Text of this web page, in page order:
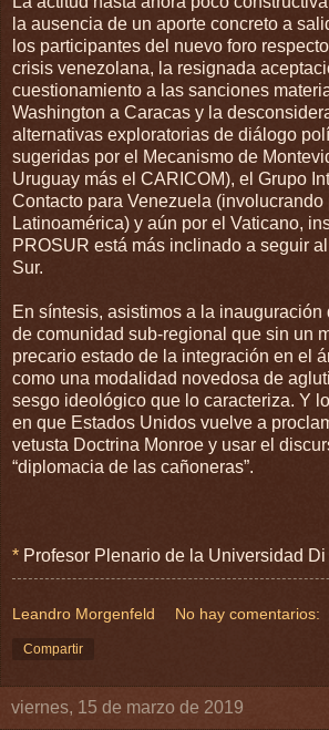
la ausencia de un aporte concreto a
los participantes del nuevo foro
crisis venezolana, la resignada
cuestionamiento a las sanciones
Washington a Caracas y la
alternativas exploratorias de diálogo
sugeridas por el Mecanismo de
Uruguay más el CARICOM), el Grupo
Contacto para Venezuela
Latinoamérica) y aún por el Vaticano,
PROSUR está más inclinado a seguir
Sur.
En síntesis, asistimos a la inauguración
de comunidad sub-regional que sin un
precario estado de la integración en el
como una modalidad novedosa de
sesgo ideológico que lo caracteriza. Y
en que Estados Unidos vuelve a
vetusta Doctrina Monroe y usar el
“diplomacia de las cañoneras”.
* Profesor Plenario de la Universidad Di
Leandro Morgenfeld No hay comentarios:
Compartir
viernes, 15 de marzo de 2019